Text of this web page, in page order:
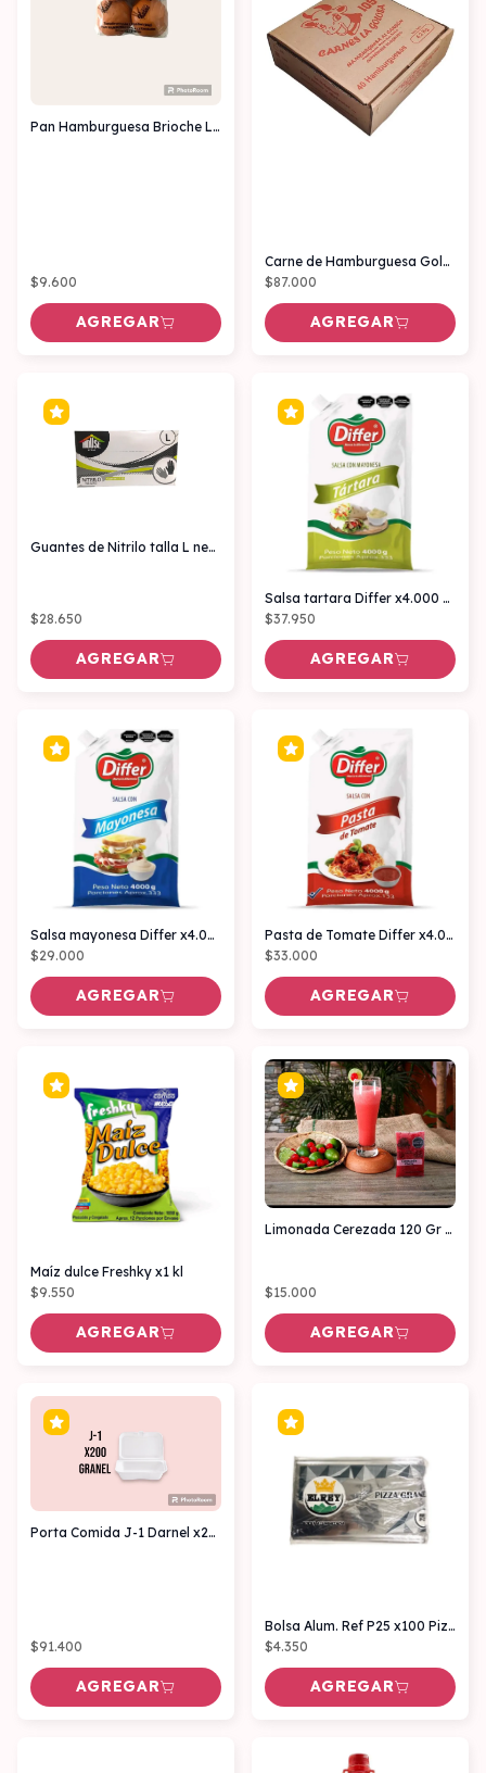
Pan Hamburguesa Brioche Lisa Tony pan x12 unidades
$9.600
AGREGAR
Carne de Hamburguesa Golosa ahumada 105 gr x40 unidades
$87.000
AGREGAR
Guantes de Nitrilo talla L negros caja x100 unidades
$28.650
AGREGAR
Salsa tartara Differ x4.000 gr
$37.950
AGREGAR
Salsa mayonesa Differ x4.000 gr
$29.000
AGREGAR
Pasta de Tomate Differ x4.000 gr
$33.000
AGREGAR
Maíz dulce Freshky x1 kl
$9.550
AGREGAR
Limonada Cerezada 120 Gr x6 unidades
$15.000
AGREGAR
Porta Comida J-1 Darnel x200 Granel
$91.400
AGREGAR
Bolsa Alum. Ref P25 x100 Pizza Grande
$4.350
AGREGAR